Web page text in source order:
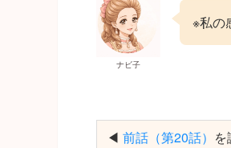
ナビ子
※私の
◀ 前話（第20話） を